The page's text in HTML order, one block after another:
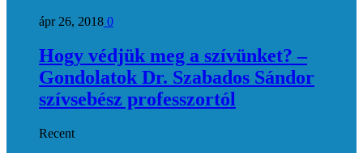
ápr 26, 2018 0
Hogy védjük meg a szívünket? –
Gondolatok Dr. Szabados Sándor
szívsebész professzortól
Recent